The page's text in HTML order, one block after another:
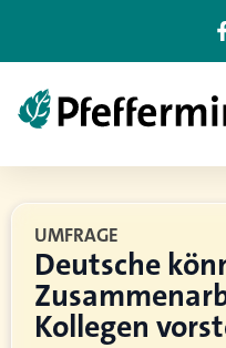
UMFRAGE
Deutsche
Kollegen